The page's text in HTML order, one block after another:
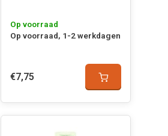
Op voorraad
Op voorraad, 1-2 werkdagen
€7,75